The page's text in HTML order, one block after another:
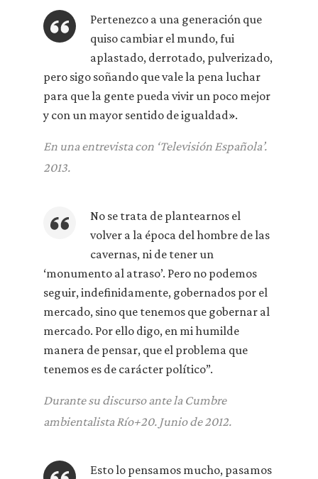
Pertenezco a una generación que
quiso cambiar el mundo, fui
aplastado, derrotado, pulverizado,
pero sigo soñando que vale la pena luchar
para que la gente pueda vivir un poco mejor
y con un mayor sentido de igualdad».
En una entrevista con ‘Televisión Española’.
2013.
No se trata de plantearnos el
volver a la época del hombre de las
cavernas, ni de tener un
‘monumento al atraso’. Pero no podemos
seguir, indefinidamente, gobernados por el
mercado, sino que tenemos que gobernar al
mercado. Por ello digo, en mi humilde
manera de pensar, que el problema que
tenemos es de carácter político”.
Durante su discurso ante la Cumbre
ambientalista Río+20. Junio de 2012.
Esto lo pensamos mucho, pasamos